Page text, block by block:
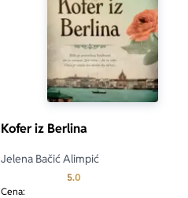
Kofer iz Berlina
Jelena Bačić Alimpić
5.0
Cena: